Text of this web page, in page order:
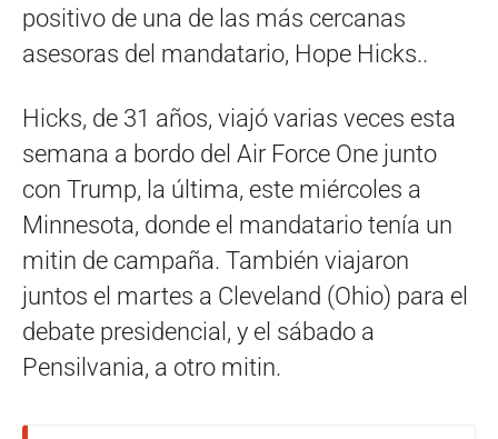
positivo de una de las más cercanas
asesoras del mandatario, Hope Hicks..
Hicks, de 31 años, viajó varias veces esta
semana a bordo del Air Force One junto
con Trump, la última, este miércoles a
Minnesota, donde el mandatario tenía un
mitin de campaña. También viajaron
juntos el martes a Cleveland (Ohio) para el
debate presidencial, y el sábado a
Pensilvania, a otro mitin.